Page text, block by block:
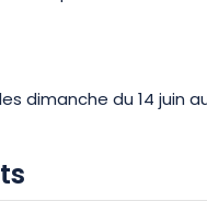
dimanche du 14 juin